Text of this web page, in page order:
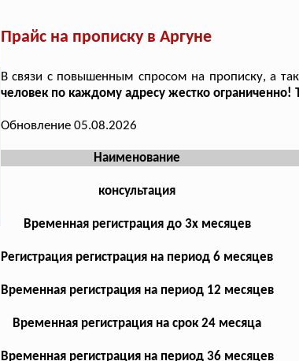
Прайс на прописку в Аргуне
В связи с повышенным спросом на прописку, а
человек по каждому адресу жестко
Обновление 05.08.2026
Наименование
консультация
Временная регистрация до 3х месяцев
Регистрация регистрация на период 6 месяцев
Временная регистрация на период 12 месяцев
Временная регистрация на срок 24 месяца
Временная регистрация на период 36 месяцев